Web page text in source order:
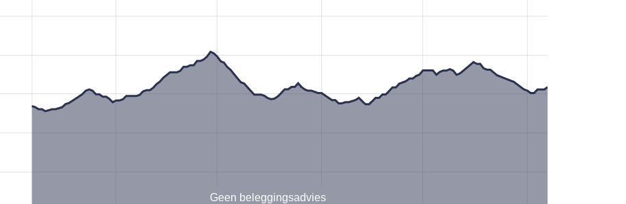
Geen beleggingsadvies